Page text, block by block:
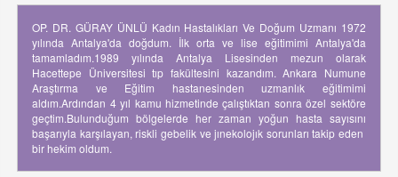
OP. DR. GÜRAY ÜNLÜ Kadın Hastalıkları Ve Doğum Uzmanı 1972
yılında Antalya'da doğdum. İlk orta ve lise eğitimimi Antalya'da
tamamladım.1989 yılında Antalya Lisesinden mezun olarak
Hacettepe Üniversitesi tıp fakültesini kazandım. Ankara Numune
Araştırma ve Eğitim hastanesinden uzmanlık eğitimimi
aldım.Ardından 4 yıl kamu hizmetinde çalıştıktan sonra özel sektöre
geçtim.Bulunduğum bölgelerde her zaman yoğun hasta sayısını
başarıyla karşılayan, riskli gebelik ve jınekolojık sorunları takip eden
bir hekim oldum.